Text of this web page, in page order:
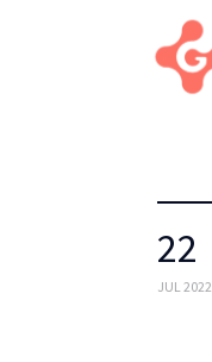
22
JUL 2022